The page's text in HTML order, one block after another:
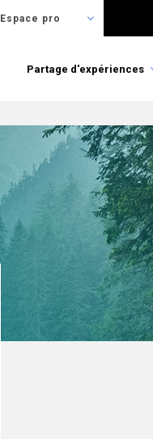
Espace pro
Partage d'expériences